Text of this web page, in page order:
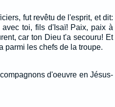
fut revêtu de l'esprit, et dit:
toi, fils d'Isaï! Paix, paix à
car ton Dieu t'a secouru! Et
parmi les chefs de la troupe.
d'oeuvre en Jésus-